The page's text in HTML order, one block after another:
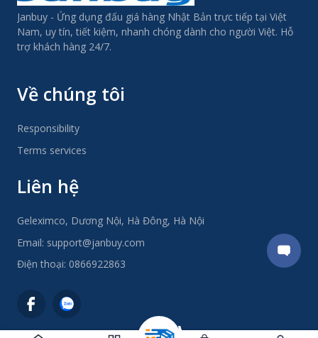
Janbuy - Ứng dụng đấu giá hàng Nhật Bản trực tiếp tại Việt
Nam, uy tín, tiết kiệm, nhanh chóng dành cho người Việt. Hỗ
trợ khách hàng 24/7.
Về chúng tôi
Responsibility
Terms services
Liên hệ
Geleximco, Dương Nội, Hà Đông, Hà Nội
Email: support@janbuy.com
Điện thoại: 0866922863